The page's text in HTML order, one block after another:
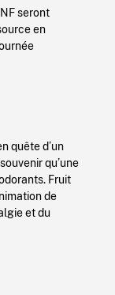
seront
en
quête d’un
qu’une
Fruit
de
et du